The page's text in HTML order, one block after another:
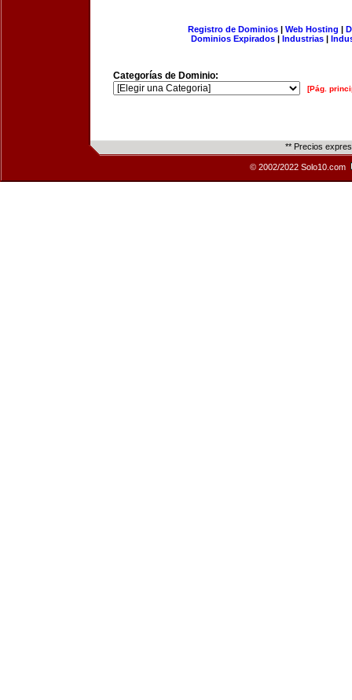
Registro de Dominios| Web Hosting |
Dominios Expirados | Industrias |
Categorías de Dominio:
[Pág.
** Precios
© 2002/2022 Solo10.com